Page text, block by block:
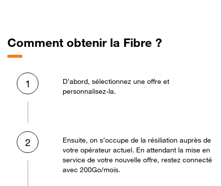
Comment obtenir la Fibre ?
1
D’abord, sélectionnez une offre et
personnalisez-la.
2
Ensuite, on s’occupe de la résiliation auprès de
votre opérateur actuel. En attendant la mise en
service de votre nouvelle offre, restez connecté
avec 200Go/mois.